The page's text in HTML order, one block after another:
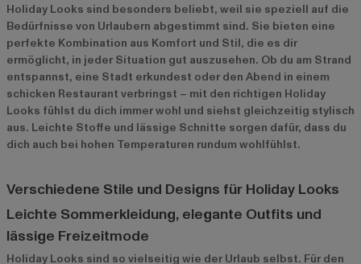
Holiday Looks sind besonders beliebt, weil sie speziell auf die
Bedürfnisse von Urlaubern abgestimmt sind. Sie bieten eine
perfekte Kombination aus Komfort und Stil, die es dir
ermöglicht, in jeder Situation gut auszusehen. Ob du am Strand
entspannst, eine Stadt erkundest oder den Abend in einem
schicken Restaurant verbringst – mit den richtigen Holiday
Looks fühlst du dich immer wohl und siehst gleichzeitig stylisch
aus. Leichte Stoffe und lässige Schnitte sorgen dafür, dass du
dich auch bei hohen Temperaturen rundum wohlfühlst.
Verschiedene Stile und Designs für Holiday Looks
Leichte Sommerkleidung, elegante Outfits und
lässige Freizeitmode
Holiday Looks sind so vielseitig wie der Urlaub selbst. Für den